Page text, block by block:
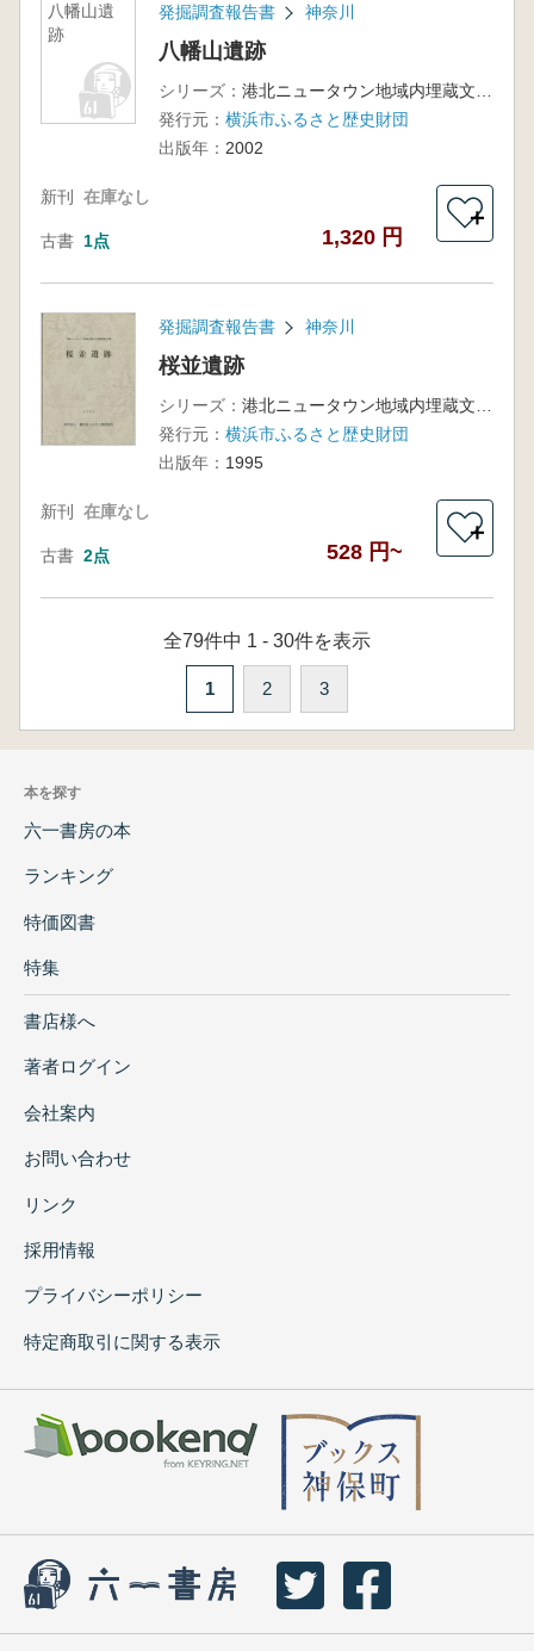
八幡山遺
跡
発掘調査報告書 神奈川
八幡山遺跡
シリーズ：
発行元： 横浜市ふるさと歴史財団
出版年： 2002
新刊 在庫なし
古書 1点 1,320 円
＋
発掘調査報告書 神奈川
桜並遺跡
シリーズ：
発行元： 横浜市ふるさと歴史財団
出版年： 1995
新刊 在庫なし
古書 2点 528 円~
＋
全79件中 1 - 30件を表示
1 2 3
本を探す
六一書房の本
ランキング
特価図書
特集
書店様へ
著者ログイン
会社案内
お問い合わせ
リンク
採用情報
プライバシーポリシー
特定商取引に関する表示